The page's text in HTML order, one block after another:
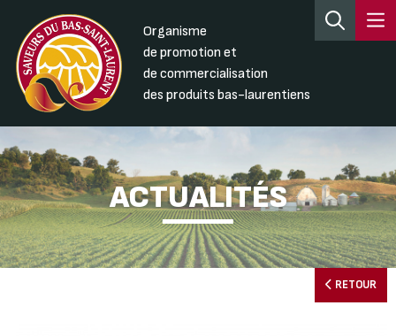
Organisme
de promotion et
de commercialisation
des produits bas-laurentiens
ACTUALITÉS
RETOUR